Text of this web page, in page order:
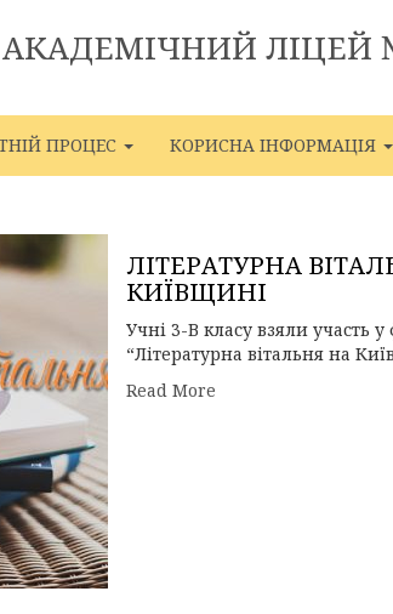
АКАДЕМІЧНИЙ ЛІЦЕЙ
ПРОЦЕС КОРИСНА ІНФОРМАЦІЯ
ЛІТЕРАТУРНА
КИЇВЩИНІ
Учні 3-В класу взяли участь у
“Літературна вітальня на
Read More